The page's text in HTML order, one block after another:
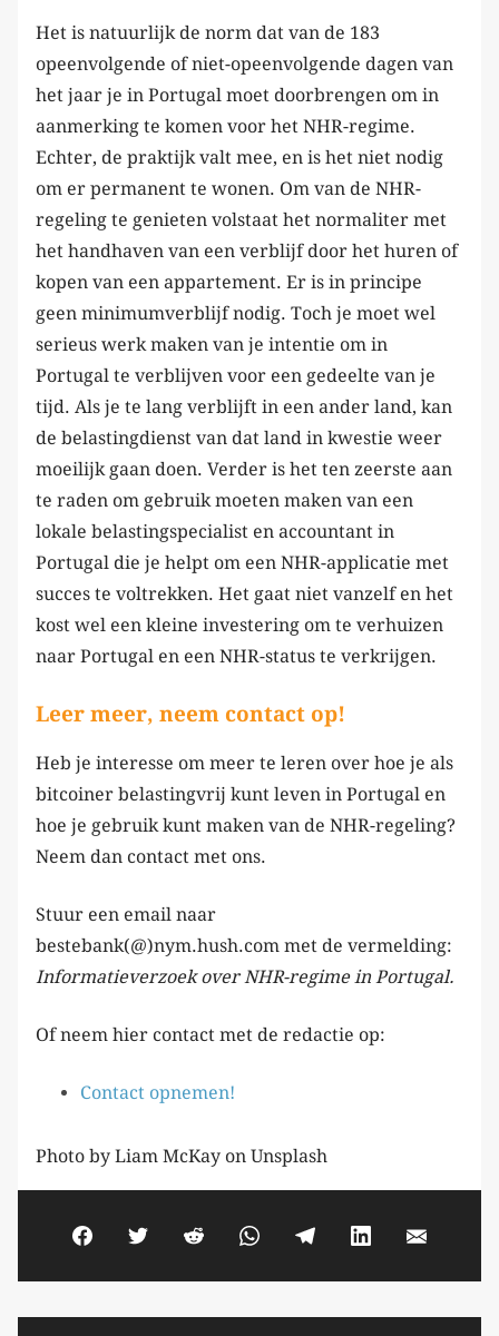
Het is natuurlijk de norm dat van de 183
opeenvolgende of niet-opeenvolgende dagen van
het jaar je in Portugal moet doorbrengen om in
aanmerking te komen voor het NHR-regime.
Echter, de praktijk valt mee, en is het niet nodig
om er permanent te wonen. Om van de NHR-
regeling te genieten volstaat het normaliter met
het handhaven van een verblijf door het huren of
kopen van een appartement. Er is in principe
geen minimumverblijf nodig. Toch je moet wel
serieus werk maken van je intentie om in
Portugal te verblijven voor een gedeelte van je
tijd. Als je te lang verblijft in een ander land, kan
de belastingdienst van dat land in kwestie weer
moeilijk gaan doen. Verder is het ten zeerste aan
te raden om gebruik moeten maken van een
lokale belastingspecialist en accountant in
Portugal die je helpt om een NHR-applicatie met
succes te voltrekken. Het gaat niet vanzelf en het
kost wel een kleine investering om te verhuizen
naar Portugal en een NHR-status te verkrijgen.
Leer meer, neem contact op!
Heb je interesse om meer te leren over hoe je als
bitcoiner belastingvrij kunt leven in Portugal en
hoe je gebruik kunt maken van de NHR-regeling?
Neem dan contact met ons.
Stuur een email naar
bestebank(@)nym.hush.com met de vermelding:
Informatieverzoek over NHR-regime in Portugal.
Of neem hier contact met de redactie op:
Contact opnemen!
Photo by Liam McKay on Unsplash